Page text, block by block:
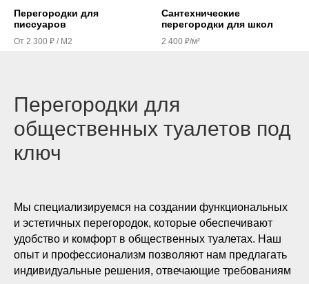
Перегородки для
писсуаров
От 2 300 ₽ / М2
Сантехнические
перегородки для школ
2 400 ₽/м²
Перегородки для
общественных туалетов под
ключ
Мы специализируемся на создании функциональных
и эстетичных перегородок, которые обеспечивают
удобство и комфорт в общественных туалетах. Наш
опыт и профессионализм позволяют нам предлагать
индивидуальные решения, отвечающие требованиям